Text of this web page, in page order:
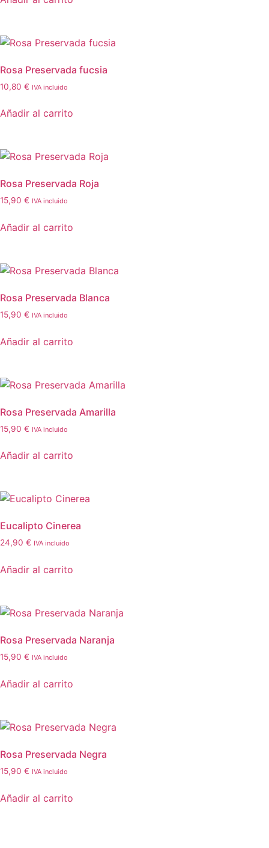
Rosa Preservada fucsia
10,80 € IVA incluido
Añadir al carrito
Rosa Preservada Roja
15,90 € IVA incluido
Añadir al carrito
Rosa Preservada Blanca
15,90 € IVA incluido
Añadir al carrito
Rosa Preservada Amarilla
15,90 € IVA incluido
Añadir al carrito
Eucalipto Cinerea
24,90 € IVA incluido
Añadir al carrito
Rosa Preservada Naranja
15,90 € IVA incluido
Añadir al carrito
Rosa Preservada Negra
15,90 € IVA incluido
Añadir al carrito